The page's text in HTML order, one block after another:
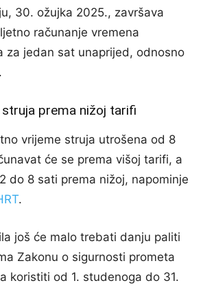
30. ožujka 2025., završava
računanje vremena
za jedan sat unaprijed, odnosno
prema nižoj tarifi
vrijeme struja utrošena od 8
će se prema višoj tarifi, a
do 8 sati prema nižoj, napominje
.
još će malo trebati danju paliti
Zakonu o sigurnosti prometa
koristiti od 1. studenoga do 31.